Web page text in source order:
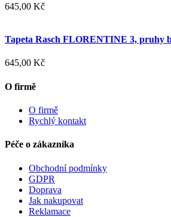
645,00 Kč
Tapeta Rasch FLORENTINE 3, pruhy
645,00 Kč
O firmě
O firmě
Rychlý kontakt
Péče o zákazníka
Obchodní podmínky
GDPR
Doprava
Jak nakupovat
Reklamace